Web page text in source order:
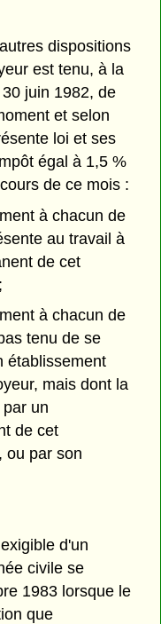
dispositions
est tenu, à la
juin 1982, de
et selon
loi et ses
égal à 1,5 %
de ce mois :
à chacun de
au travail à
de cet
à chacun de
tenu de se
établissement
mais dont la
un
de cet
ou par son
d'un
civile se
1983 lorsque le
que